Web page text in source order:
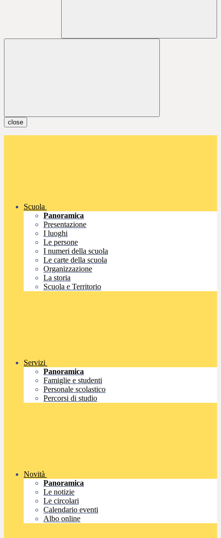
close
Scuola
Panoramica
Presentazione
I luoghi
Le persone
I numeri della scuola
Le carte della scuola
Organizzazione
La storia
Scuola e Territorio
Servizi
Panoramica
Famiglie e studenti
Personale scolastico
Percorsi di studio
Novità
Panoramica
Le notizie
Le circolari
Calendario eventi
Albo online